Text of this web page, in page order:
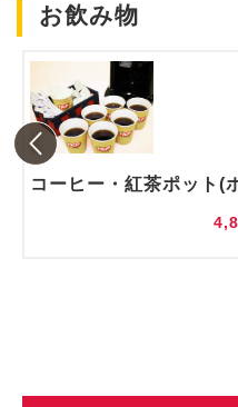
お飲み物